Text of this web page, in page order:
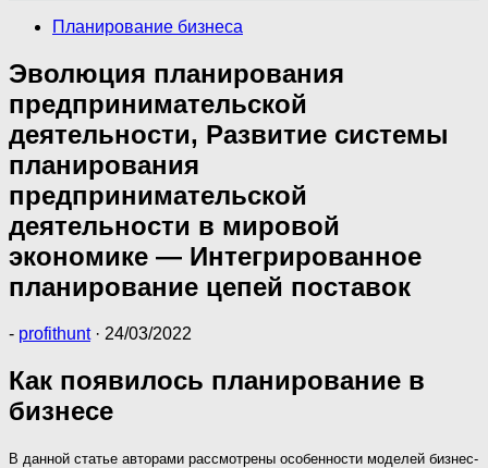
Планирование бизнеса
Эволюция планирования
предпринимательской
деятельности, Развитие системы
планирования
предпринимательской
деятельности в мировой
экономике — Интегрированное
планирование цепей поставок
- profithunt · 24/03/2022
Как появилось планирование в
бизнесе
В данной статье авторами рассмотрены особенности моделей бизнес-